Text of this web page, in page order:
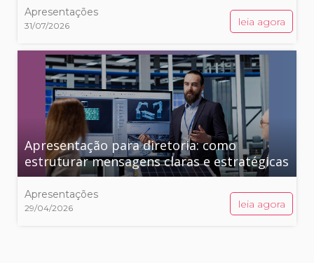
Apresentações
31/07/2026 leia agora
Apresentação para diretoria: como
estruturar mensagens claras e estratégicas
Apresentações
29/04/2026 leia agora